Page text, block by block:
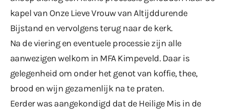
kapel van Onze Lieve Vrouw van Altijddurende
Bijstand en vervolgens terug naar de kerk.
Na de viering en eventuele processie zijn alle
aanwezigen welkom in MFA Kimpeveld. Daar is
gelegenheid om onder het genot van koffie, thee,
brood en wijn gezamenlijk na te praten.
Eerder was aangekondigd dat de Heilige Mis in de